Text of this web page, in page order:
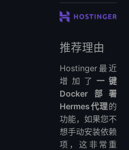
推荐理由
Hostinger最近
增加了 一键
Docker部署
Hermes代理的
功能，如果您不
想手动安装依赖
项，这非常重